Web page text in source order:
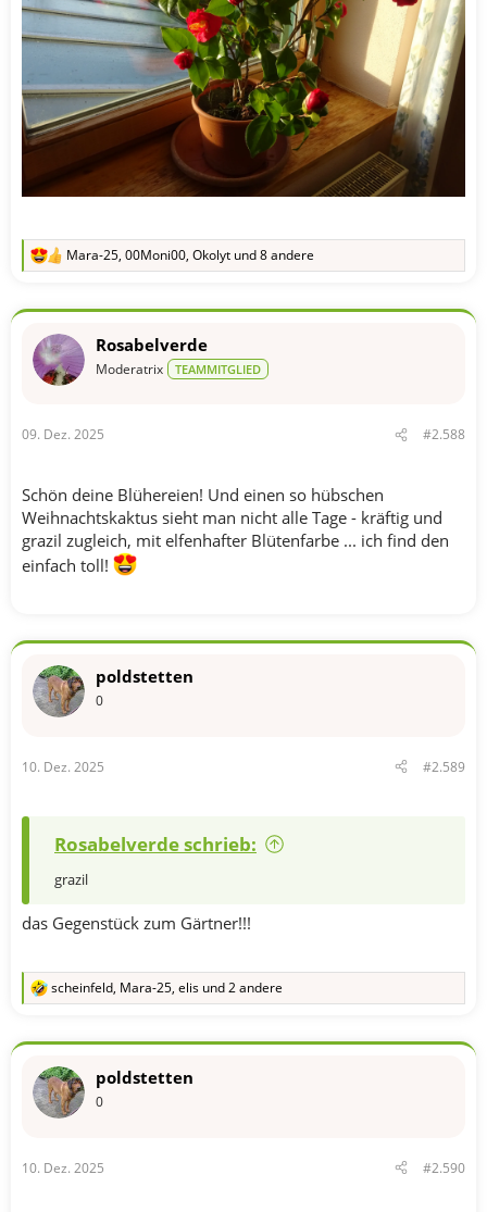
R
k
o
:
Mara-25, 00Moni00, Okolyt und 8 andere
Rosabelverde
Moderatrix TEAMMITGLIED
09. Dez. 2025 #2.588
Schön deine Blühereien! Und einen so hübschen
Weihnachtskaktus sieht man nicht alle Tage - kräftig und
grazil zugleich, mit elfenhafter Blütenfarbe ... ich find den
einfach toll!
poldstetten
0
10. Dez. 2025 #2.589
Rosabelverde schrieb:
grazil
das Gegenstück zum Gärtner!!!
R
k
o
:
scheinfeld, Mara-25, elis und 2 andere
poldstetten
0
10. Dez. 2025 #2.590